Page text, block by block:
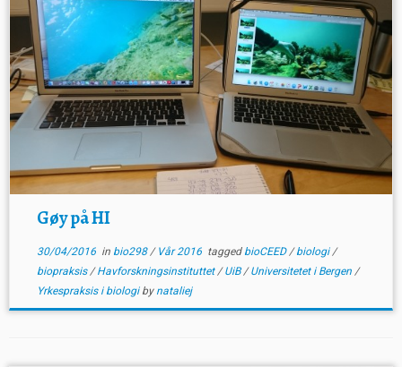
Gøy på HI
30/04/2016in bio298/ Vår 2016 tagged bioCEED/biologi/
biopraksis/Havforskningsinstituttet/UiB/Universitetet i Bergen /
Yrkespraksis i biologi by nataliej